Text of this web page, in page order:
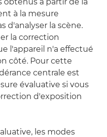
à la mesure
d'analyser la scène.
la correction
l'appareil n'a effectué
côté. Pour cette
centrale est
évaluative si vous
d'exposition
les modes